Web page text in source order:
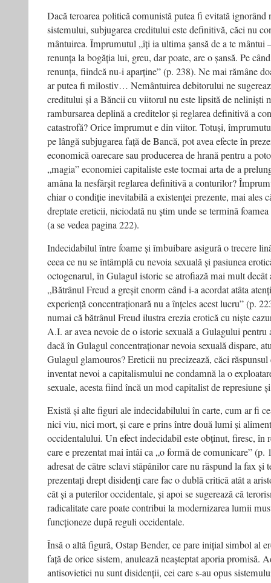
Dacă teroarea politică comunistă putea fi evitată ignorând
sistemului, subjugarea creditului este definitivă, căci nu
mântuirea. Împrumutul „îți ia ultima șansă de a te mântui
renunța la bogăția lui, greu, dar poate, are o șansă. Pe
renunța, fiindcă nu-i aparține” (p. 238). Ne mai rămâne
ar putea fi milostiv… Nemântuirea debitorului ne
creditului și a Băncii cu viitorul nu este lipsită de neliniști
rambursarea deplină a creditelor și reglarea definitivă a
catastrofă? Orice împrumut e din viitor. Totuși,
pe lângă subjugarea față de Bancă, pot avea efecte în
economică oarecare sau producerea de hrană pentru a
„magia” economiei capitaliste este tocmai arta de a
amâna la nesfârșit reglarea definitivă a conturilor?
chiar o condiție inevitabilă a existenței prezente, mai ales
dreptate ereticii, ni­ciodată nu știm unde se termină
(a se vedea pagina 222).
Indecidabilul între foame și îmbuibare asigură o trecere
ceea ce nu se întâmplă cu nevoia sexuală și pasiunea
octogenarul, în Gulagul istoric se atrofiază mai mult
„Bătrânul Freud a greșit enorm când i-a acordat atâta
experiență concentraționară nu a înțeles acest lucru” (p.
numai că bătrânul Freud ilustra erezia erotică cu niște
A.I. ar avea nevoie de o istorie sexuală a Gulagului pentru
dacă în Gulagul concentraționar nevoia sexuală dispare,
Gulagul glamouros? Ereticii nu precizează, căci răspunsul
inventat nevoi a capitalismului ne condamnă la o
sexuale, acesta fiind încă un mod capitalist de represiune
Există și alte figuri ale indecidabilului în carte, cum ar fi
nici viu, nici mort, și care e prins între două lumi și
occidentalului. Un efect indecidabil este obținut, firesc, în
care e prezentat mai întâi ca „o formă de comunicare” (p.
adresat de către sclavi stăpânilor care nu răspund la fax și
prezentați drept disidenți care fac o dublă critică atât a
cât și a puterilor occidentale, și apoi se sugerează că
radicalitate care poate contribui la modernizarea lumii
funcționeze după reguli occidentale.
Însă o altă figură, Ostap Bender, ce pare inițial simbol al
față de orice sistem, anulează neașteptat aporia promisă.
antisovietici nu sunt disidenții, cei care s-au opus